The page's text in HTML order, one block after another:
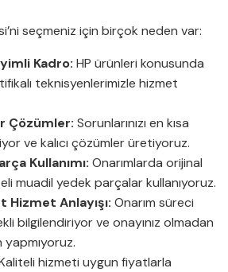
seçmeniz için birçok neden var:
Kadro: HP ürünleri konusunda
teknisyenlerimizle hizmet
Çözümler: Sorunlarınızı en kısa
ve kalıcı çözümler üretiyoruz.
Kullanımı: Onarımlarda orijinal
muadil yedek parçalar kullanıyoruz.
Anlayışı: Onarım süreci
bilgilendiriyor ve onayınız olmadan
hizmeti uygun fiyatlarla